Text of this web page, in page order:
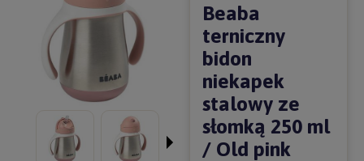
Beaba
terniczny
bidon
niekapek
stalowy ze
słomką 250 ml
/ Old pink